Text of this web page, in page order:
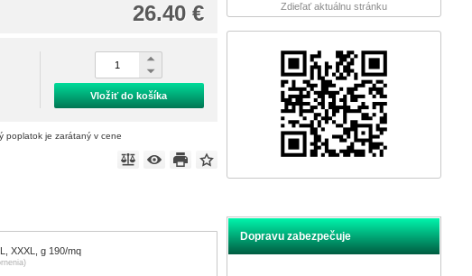
Zdieľať aktuálnu stránku
Dopravu zabezpečuje
26.40 €
Vložiť do košíka
poplatok je zarátaný v cene
XXXL, g 190/mq